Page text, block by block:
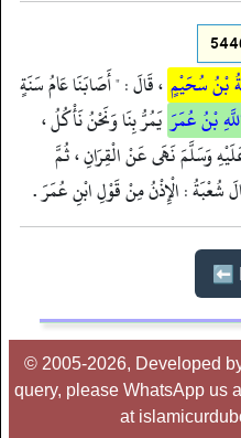
بْنُ سُحَيْمٍ ، قَالَ : " أَصَابَنَا عَامُ سَنَةٍ
بْنُ عُمَرَ يَمُرُّ بِنَا وَنَحْنُ نَأْكُلُ ،
وَسَلَّمَ نَهَى عَنْ الْقِرَانِ ، ثُمَّ
شُعْبَةُ : الْإِذْنُ مِنْ قَوْلِ ابْنِ عُمَرَ .
© 2005-2026, Developed
query, please WhatsApp us
at